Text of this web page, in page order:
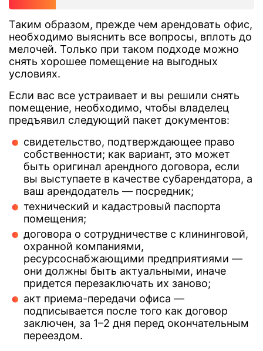
Таким образом, прежде чем арендовать офис,
необходимо выяснить все вопросы, вплоть до
мелочей. Только при таком подходе можно
снять хорошее помещение на выгодных
условиях.
Если вас все устраивает и вы решили снять
помещение, необходимо, чтобы владелец
предъявил следующий пакет документов:
свидетельство, подтверждающее право
собственности; как вариант, это может
быть оригинал арендного договора, если
вы выступаете в качестве субарендатора, а
ваш арендодатель — посредник;
технический и кадастровый паспорта
помещения;
договора о сотрудничестве с клининговой,
охранной компаниями,
ресурсоснабжающими предприятиями —
они должны быть актуальными, иначе
придется перезаключать их заново;
акт приема-передачи офиса —
подписывается после того как договор
заключен, за 1–2 дня перед окончательным
переездом.